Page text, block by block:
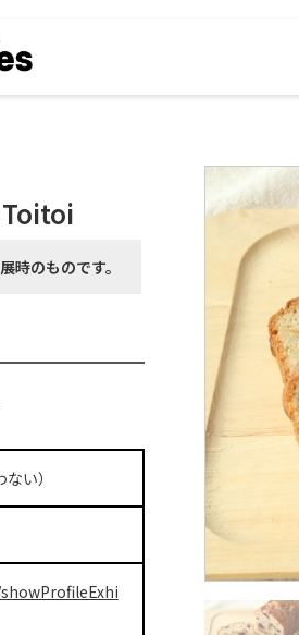
時のものです。
い）